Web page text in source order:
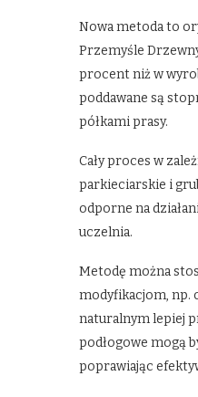
Nowa metoda to
Przemyśle
procent niż w
poddawane są
półkami prasy.
Cały proces w
parkieciarskie i
odporne na
uczelnia.
Metodę można
modyfikacjom, np.
naturalnym lepiej
podłogowe mogą
poprawiając